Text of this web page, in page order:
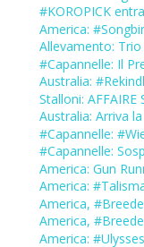
#KOROPICK
America:
Allevamento:
#Capannelle: Il
Australia:
Stalloni:
Australia: Arriva
#Capannelle:
#Capannelle:
America: Gun
America:
America,
America,
America: